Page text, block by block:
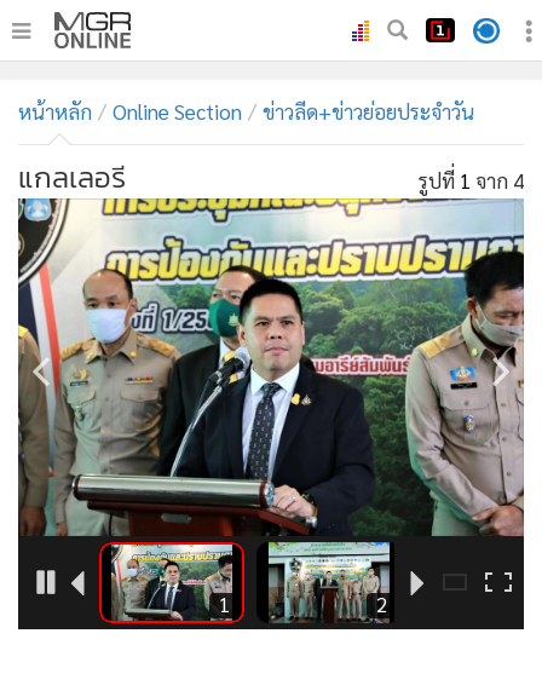
ทันเหตุการณ์
• ภาคใต้
• ภูมิภาค
• Online Section
• บันเทิง
ผู้จัดการรายวัน
• คอลัมนิสต์
•
ละคร
•
CbizReview
•
Cyber BIZ
• ผู้จัดกวน
•
Good health & Well-being
Green Innovation & SD
Management & HR
หน้าหลัก Online Section ข่าวลีด+ข่าวย่อยประจำวัน
แกลเลอรี รูปที่ 1 จาก 4
1 2